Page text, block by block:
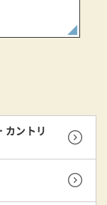
カントリ